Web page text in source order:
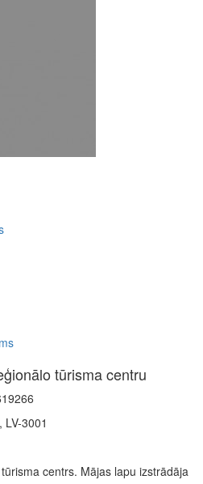
tūrisma centru
3001
centrs. Mājas lapu izstrādāja